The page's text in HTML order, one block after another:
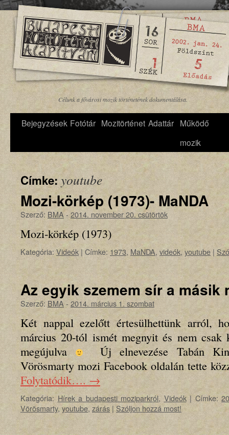
Célunk a fővárosi mozik történetének dokumentálása.
Bejegyzések Fotótár Mozitörténet Adattár Működő
mozik
Címke:youtube
Mozi-körkép (1973)- MaNDA
Szerző: BMA- 2014. november 20. csütörtök
Mozi-körkép (1973)
Kategória: Videók | Címke: 1973, MaNDA, videók, youtube |
Az egyik szemem sír a
Szerző: BMA -2014. március 1. szombat
Két nappal ezelőtt értesülhettünk arról,
március 20-tól ismét megnyit és nem csak
megújulva
Új elnevezése Tabán
Vörösmarty mozi Facebook oldalán tette
Folytatódik…. →
Kategória: Hírek a budapesti moziparkról,Videók | Címke:
Vörösmarty,youtube, zárás | Szóljon hozzá most!